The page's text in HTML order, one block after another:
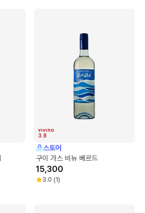
3.8
스토어
구이 가스 비뉴 베르드
15,300
3.0 (1)